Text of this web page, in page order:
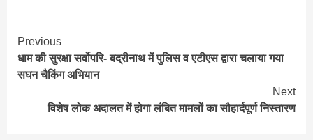
Continue
Reading
Previous
धाम की सुरक्षा सर्वोपरि- बद्रीनाथ में पुलिस व एटीएस द्वारा चलाया गया
सघन चैकिंग अभियान
Next
विशेष लोक अदालत में होगा लंबित मामलों का सौहार्दपूर्ण निस्तारण